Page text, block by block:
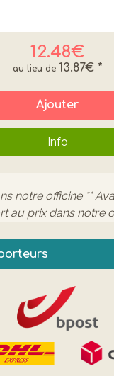
12.48€
13.87€ *
Ajouter
Info
notre officine **
au prix dans notre